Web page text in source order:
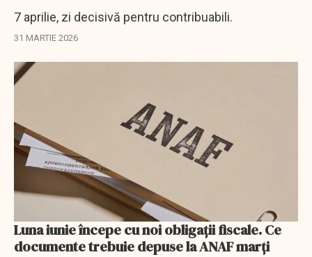
7 aprilie, zi decisivă pentru contribuabili.
31 MARTIE 2026
Luna iunie începe cu noi obligaţii fiscale. Ce
documente trebuie depuse la ANAF marţi